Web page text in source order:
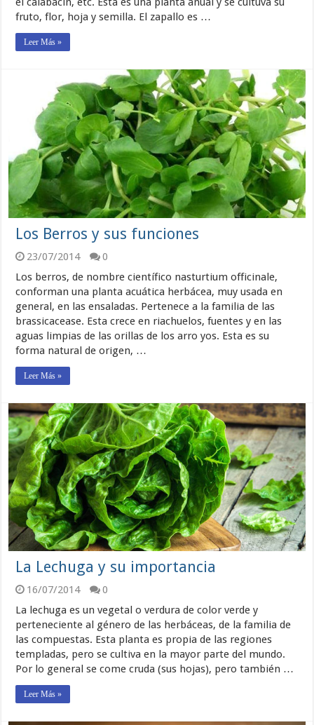
fruto, flor, hoja y semilla. El zapallo es …
Leer Más »
Los Berros y sus funciones
23/07/2014
0
Los berros, de nombre científico nasturtium officinale,
conforman una planta acuática herbácea, muy usada en
general, en las ensaladas. Pertenece a la familia de las
brassicacease. Esta crece en riachuelos, fuentes y en las
aguas limpias de las orillas de los arro yos. Esta es su
forma natural de origen, …
Leer Más »
La Lechuga y su importancia
16/07/2014
0
La lechuga es un vegetal o verdura de color verde y
perteneciente al género de las herbáceas, de la familia de
las compuestas. Esta planta es propia de las regiones
templadas, pero se cultiva en la mayor parte del mundo.
Por lo general se come cruda (sus hojas), pero también …
Leer Más »